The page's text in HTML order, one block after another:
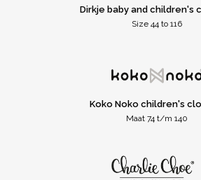
Dirkje baby and children's
Size 44 to 116
Koko Noko children's
Maat 74 t/m 140